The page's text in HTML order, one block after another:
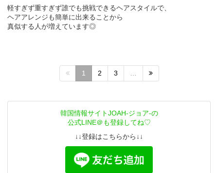
軽すぎず重すぎず誰でも挑戦できるヘアスタイルで、
ヘアアレンジも簡単に出来ることから
真似する人が増えています◎
1 2 3
韓国情報サイトJOAH-ジョア-の
公式LINE＠も登録してね♡
↓↓登録はこちらから↓↓